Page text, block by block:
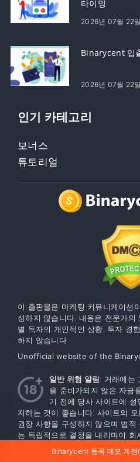
타이밍
2026년 07월 22일
Binarycent 입
2026년 07월 22일
인기 카테고리
보너스
튜토리얼
이 출판물은 마케팅 커뮤니케이션
성하지 않습니다. 내용은 전문가의
별 독자의 개인적인 상황, 투자 경
하지 않습니다.
Unofficial website of the
일반 위험 알림: 거래에는
을 준비가되지 않은 자금
기 전에 당사 사이트에
지하는 것이 좋습니다. 사이트의
권장 사항을 구성하지 않으며 법적
는 독립적으로 결정을 내리며이
습니다. 서비스 계약은 주권 국가
체결됩니다. 회사의 서비스는 세인
Binarycent 등록 데모 계